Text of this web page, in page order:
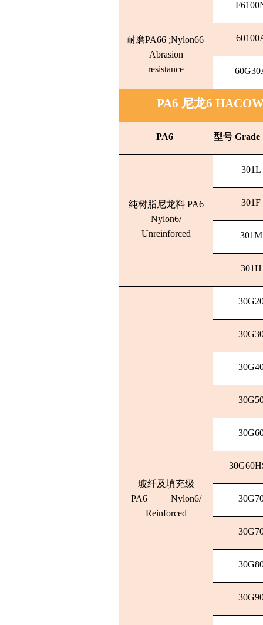
耐磨PA66 ;Nylon66
Abrasion
resistance
PA6 尼龙6
PA6 型号 Grade
纯树脂尼龙料 PA6
Nylon6/
Unreinforced
301L
301F
301M
301H
玻纤及填充级
PA6 Nylon6/
Reinforced